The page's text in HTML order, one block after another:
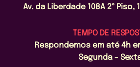
Av. da Liberdade 108A 2º Piso,
TEMPO DE
Respondemos em até 4h
Segunda -